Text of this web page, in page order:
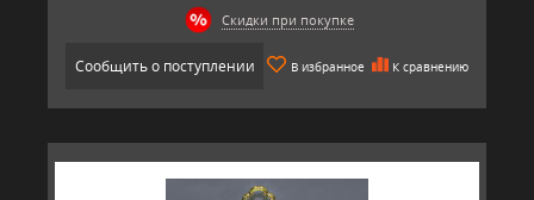
Скидки при покупке
Сообщить о поступлении В избранное К сравнению